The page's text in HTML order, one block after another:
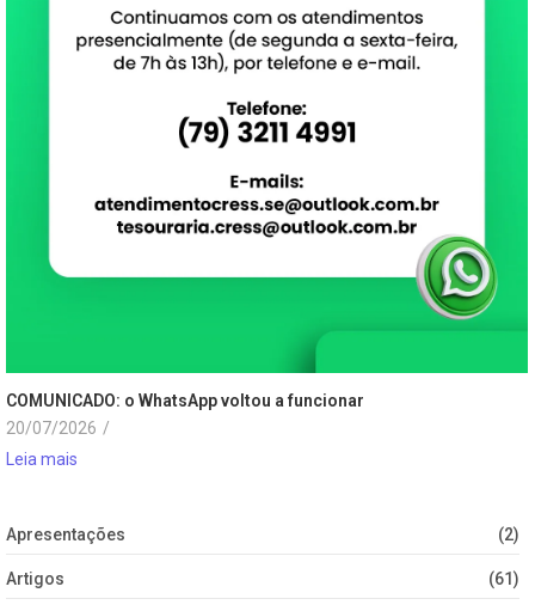
COMUNICADO: o WhatsApp voltou a funcionar
20/07/2026 /
Leia mais
Apresentações (2)
Artigos (61)